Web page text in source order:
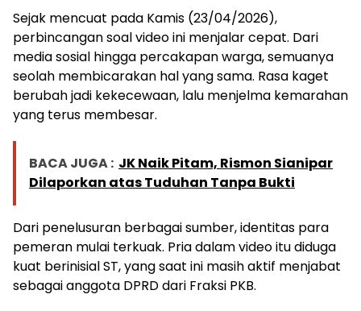
Sejak mencuat pada Kamis (23/04/2026),
perbincangan soal video ini menjalar cepat. Dari
media sosial hingga percakapan warga, semuanya
seolah membicarakan hal yang sama. Rasa kaget
berubah jadi kekecewaan, lalu menjelma kemarahan
yang terus membesar.
BACA JUGA : JK Naik Pitam, Rismon Sianipar
Dilaporkan atas Tuduhan Tanpa Bukti
Dari penelusuran berbagai sumber, identitas para
pemeran mulai terkuak. Pria dalam video itu diduga
kuat berinisial ST, yang saat ini masih aktif menjabat
sebagai anggota DPRD dari Fraksi PKB.